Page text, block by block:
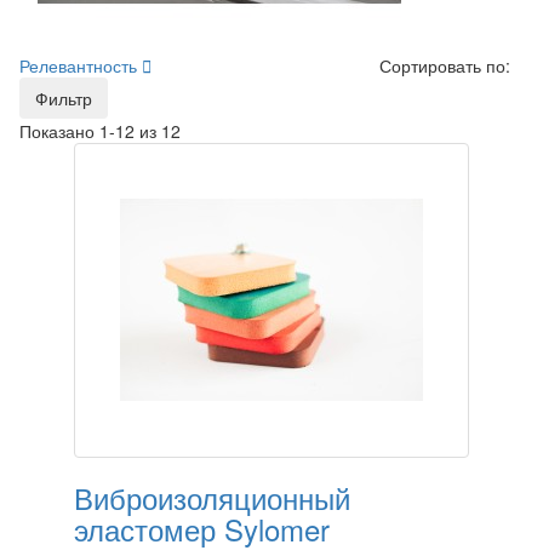
Сортировать по:
Релевантность 
Фильтр
Показано 1-12 из 12
Виброизоляционный
эластомер Sylomer